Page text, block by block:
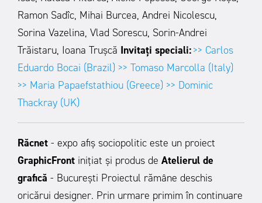
Ramon Sadîc, Mihai Burcea, Andrei Nicolescu,
Sorina Vazelina, Vlad Sorescu, Sorin-Andrei
Trăistaru, Ioana Trușcă Invitați speciali:>> Carlos
Eduardo Bocai (Brazil) >> Tomaso Marcolla (Italy)
>> Maria Papaefstathiou (Greece) >> Dominic
Thackray (UK)
Răcnet - expo afiș sociopolitic este un proiect
GraphicFront inițiat și produs de Atelierul de
grafică - București Proiectul rămâne deschis
oricărui designer. Prin urmare primim în continuare